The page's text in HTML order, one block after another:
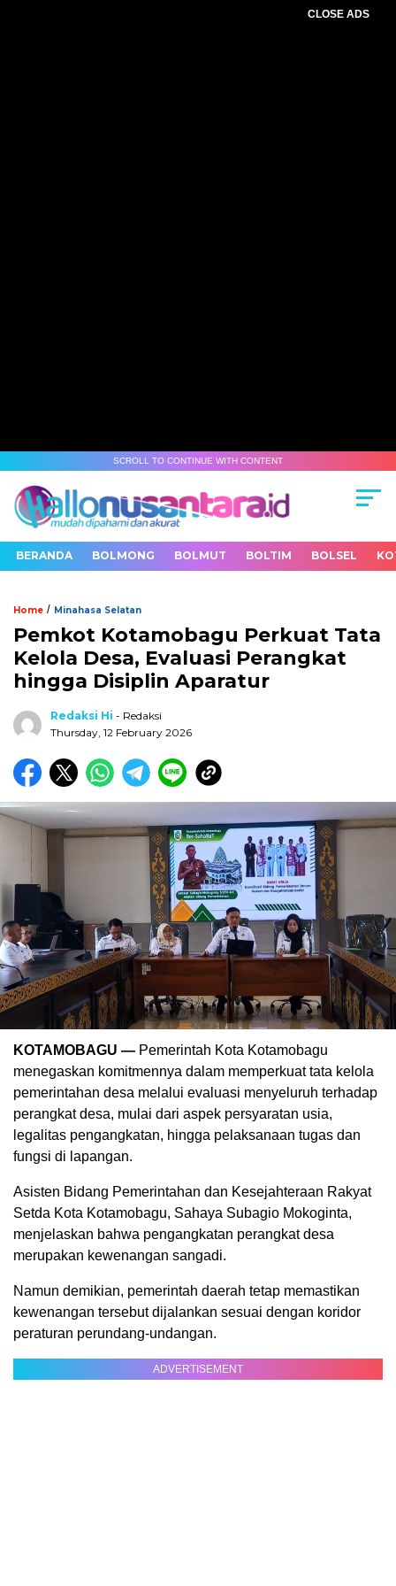
CLOSE ADS
SCROLL TO CONTINUE WITH CONTENT
BERANDA BOLMONG BOLMUT BOLTIM BOLSEL
Home / Minahasa Selatan
Pemkot Kotamobagu Perkuat Tata
Kelola Desa, Evaluasi Perangkat
hingga Disiplin Aparatur
Redaksi Hi - Redaksi
Thursday, 12 February 2026
KOTAMOBAGU — Pemerintah Kota Kotamobagu
menegaskan komitmennya dalam memperkuat tata kelola
pemerintahan desa melalui evaluasi menyeluruh terhadap
perangkat desa, mulai dari aspek persyaratan usia,
legalitas pengangkatan, hingga pelaksanaan tugas dan
fungsi di lapangan.
Asisten Bidang Pemerintahan dan Kesejahteraan Rakyat
Setda Kota Kotamobagu, Sahaya Subagio Mokoginta,
menjelaskan bahwa pengangkatan perangkat desa
merupakan kewenangan sangadi.
Namun demikian, pemerintah daerah tetap memastikan
kewenangan tersebut dijalankan sesuai dengan koridor
peraturan perundang-undangan.
ADVERTISEMENT